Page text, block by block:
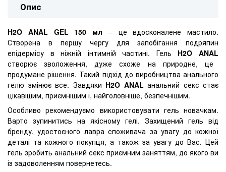
Опис
H2O ANAL GEL 150 мл – це вдосконалене мастило.
Створена в першу чергу для запобігання подряпин
епідермісу в ніжній інтимній частині. Гель H2O ANAL
створює зволоження, дуже схоже на природне, це
продумане рішення. Такий підхід до виробництва анального
гелю змінює все. Завдяки H2O ANAL анальний секс стає
цікавішим, приємнішим і, найголовніше, безпечнішим.
Особливо рекомендуємо використовувати гель новачкам.
Варто зупинитись на якісному гелі. Захищений гель від
бренду, удостоєного лавра споживача за увагу до кожної
деталі та кожного покупця, а також за увагу до Вас. Цей
гель зробить анальний секс приємним заняттям, до якого ви
із задоволенням повернетесь.